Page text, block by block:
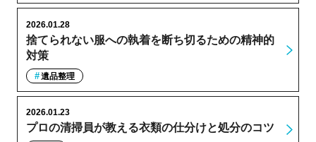
捨てられない服への執着を断ち切るための精神的
対策
2026.01.28
遺品整理
プロの清掃員が教える衣類の仕分けと処分のコツ
2026.01.23